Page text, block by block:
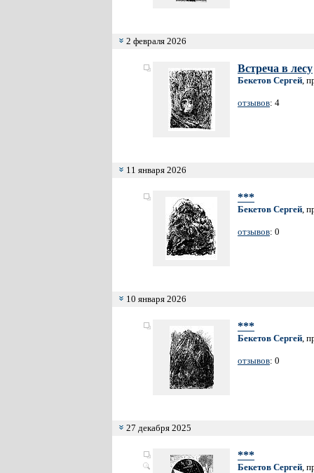
2 февраля 2026
Встреча в лесу
Бекетов Сергей,
отзывов: 4
11 января 2026
***
Бекетов Сергей,
отзывов: 0
10 января 2026
***
Бекетов Сергей,
отзывов: 0
27 декабря 2025
***
Бекетов Сергей,